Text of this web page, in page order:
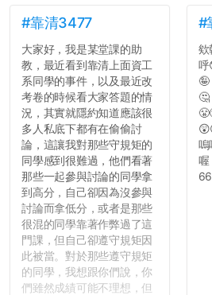
#靠清3477
大家好，我是某堂課的助
教，最近看到靠清上面資工
系同學的事件，以及最近改
考卷的時候看大家答題的情
況，其實就隱約知道應該很
多人私底下都有在偷偷討
論，這讓我對那些守規矩的
同學感到很難過，他們看著
那些一起參與討論的同學拿
到高分，自己卻因為沒參與
討論而拿低分，或者是那些
很混的同學靠著作弊過了這
門課，但自己卻遵守規矩因
此被當。對於那些遵守規矩
的同學，我想跟你們說，你
們雖然成績可能不理想，但
#
欸
呼
嗚
喔